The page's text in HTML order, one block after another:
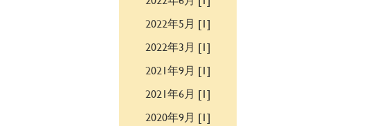
2022年5月 [1]
2022年3月 [1]
2021年9月 [1]
2021年6月 [1]
2020年9月 [1]